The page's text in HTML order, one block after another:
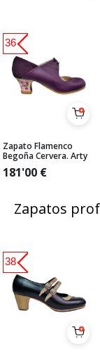
Zapato Flamenco
Begoña Cervera. Arty
181'00 €
36
Zapatos
38